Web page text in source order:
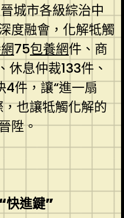
城市各級綜治中
度融會，化解牴觸
75包養網件、商
休息仲裁133件、
4件，讓“進一扇
也讓牴觸化解的
陞。
快進鍵”